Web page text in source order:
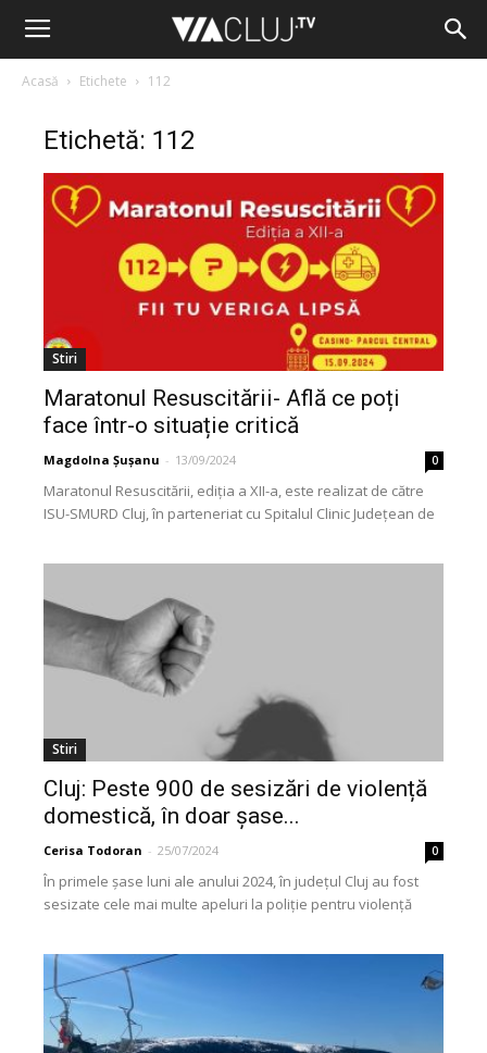
Acasă Etichete 112
Etichetă: 112
Stiri
Maratonul Resuscitării- Află ce poți
face într-o situație critică
Magdolna Șușanu - 13/09/2024 0
Maratonul Resuscitării, ediţia a XII-a, este realizat de către
ISU-SMURD Cluj, în parteneriat cu Spitalul Clinic Judeţean de
Stiri
Cluj: Peste 900 de sesizări de violență
domestică, în doar șase...
Cerisa Todoran - 25/07/2024 0
În primele șase luni ale anului 2024, în județul Cluj au fost
sesizate cele mai multe apeluri la poliție pentru violență